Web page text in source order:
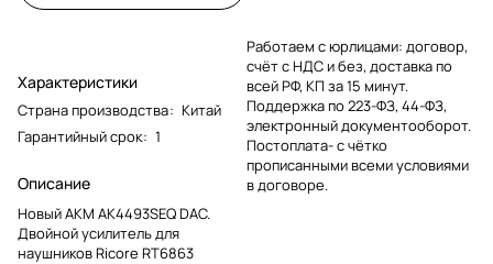
Характеристики
Страна производства: Китай
Гарантийный срок: 1
Описание
Новый AKM AK4493SEQ DAC.
Двойной усилитель для
наушников Ricore RT6863
Работаем с юрлицами: договор,
счёт с НДС и без, доставка по
всей РФ, КП за 15 минут.
Поддержка по 223-ФЗ, 44-ФЗ,
электронный документооборот.
Постоплата- с чётко
прописанными всеми условиями
в договоре.